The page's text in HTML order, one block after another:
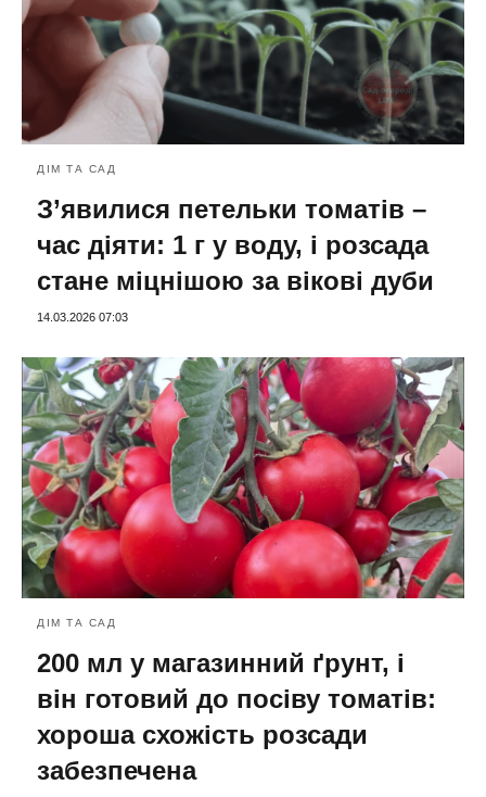
ДІМ ТА САД
З’явилися петельки томатів –
час діяти: 1 г у воду, і розсада
стане міцнішою за вікові дуби
14.03.2026 07:03
ДІМ ТА САД
200 мл у магазинний ґрунт, і
він готовий до посіву томатів:
хороша схожість розсади
забезпечена